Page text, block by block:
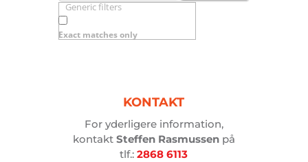
Generic filters
Exact matches only
KONTAKT
For yderligere information,
kontakt Steffen Rasmussenpå
tlf.:2868 6113